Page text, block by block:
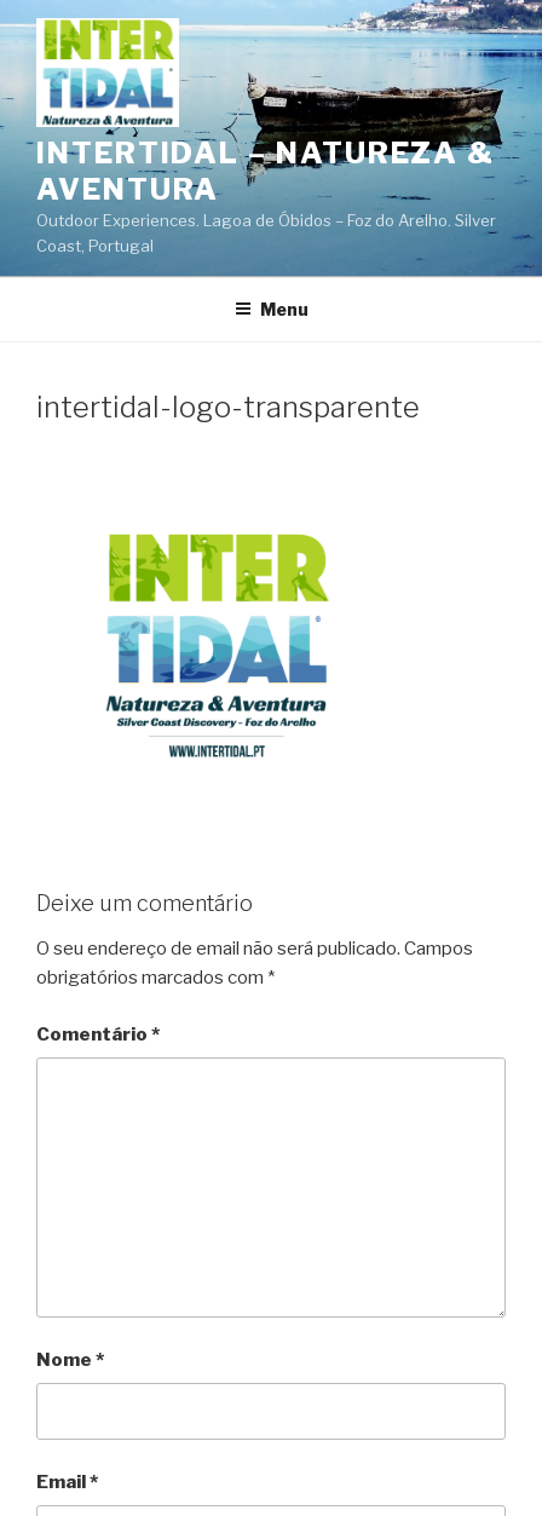
Saltar
para
conteúdo
INTERTIDAL – NATUREZA &
AVENTURA
Outdoor Experiences. Lagoa de Óbidos – Foz do Arelho. Silver
Coast, Portugal
Menu
intertidal-logo-transparente
Deixe um comentário
O seu endereço de email não será publicado. Campos
obrigatórios marcados com *
Comentário *
Nome *
Email*